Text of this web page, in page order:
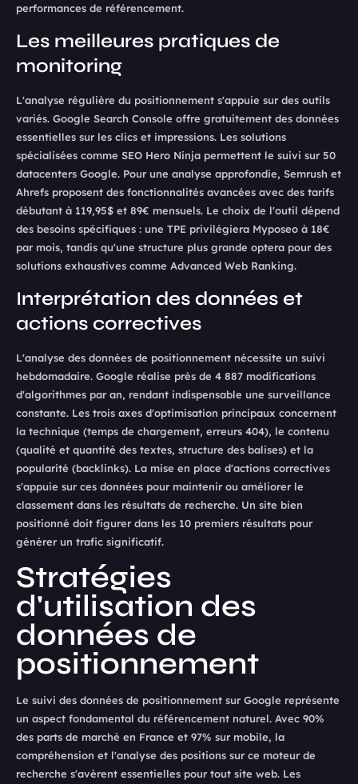
performances de référencement.
Les meilleures pratiques de
monitoring
L'analyse régulière du positionnement s'appuie sur des outils
variés. Google Search Console offre gratuitement des données
essentielles sur les clics et impressions. Les solutions
spécialisées comme SEO Hero Ninja permettent le suivi sur 50
datacenters Google. Pour une analyse approfondie, Semrush et
Ahrefs proposent des fonctionnalités avancées avec des tarifs
débutant à 119,95$ et 89€ mensuels. Le choix de l'outil dépend
des besoins spécifiques : une TPE privilégiera Myposeo à 18€
par mois, tandis qu'une structure plus grande optera pour des
solutions exhaustives comme Advanced Web Ranking.
Interprétation des données et
actions correctives
L'analyse des données de positionnement nécessite un suivi
hebdomadaire. Google réalise près de 4 887 modifications
d'algorithmes par an, rendant indispensable une surveillance
constante. Les trois axes d'optimisation principaux concernent
la technique (temps de chargement, erreurs 404), le contenu
(qualité et quantité des textes, structure des balises) et la
popularité (backlinks). La mise en place d'actions correctives
s'appuie sur ces données pour maintenir ou améliorer le
classement dans les résultats de recherche. Un site bien
positionné doit figurer dans les 10 premiers résultats pour
générer un trafic significatif.
Stratégies
d'utilisation des
données de
positionnement
Le suivi des données de positionnement sur Google représente
un aspect fondamental du référencement naturel. Avec 90%
des parts de marché en France et 97% sur mobile, la
compréhension et l'analyse des positions sur ce moteur de
recherche s'avèrent essentielles pour tout site web. Les